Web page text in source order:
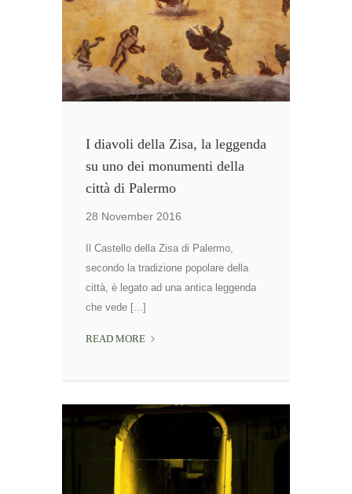
IN
MOSTRA
A
PALERMO.
I diavoli della Zisa, la leggenda
su uno dei monumenti della
città di Palermo
28 November 2016
Il Castello della Zisa di Palermo,
secondo la tradizione popolare della
città, è legato ad una antica leggenda
che vede [...]
READ MORE
LA
SU
UNO